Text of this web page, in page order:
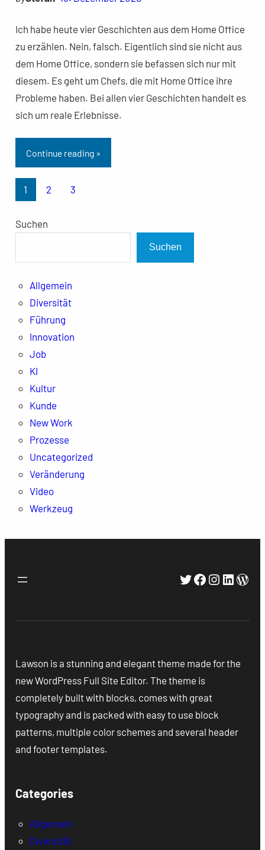
Ich habe heute vier Geschichten aus dem Home Office
zu erzählen. Nein, falsch. Eigentlich sind sie nicht aus
dem Home Office, sondern sie befassen sich nur mit
diesem. Es geht um Chefs, die mit Home Office ihre
Probleme haben. Bei allen vier Geschichten handelt es
sich um reale Erlebnisse.
Continue reading »
1 2 3
Suchen
Suchen
Allgemein
Diversität
Führung
Innovation
Job
KI
Kultur
Kunde
New Work
Prozesse
Uncategorized
Veränderung
Video
Werkzeug
Twitter
Facebook
Lawson is a stunning and elegant theme made for the
new WordPress Full Site Editor. The theme is
completely built with blocks, comes with great
typography and is packed with easy to use block
patterns, multiple color schemes and several header
and footer templates.
Categories
Allgemein
Diversität